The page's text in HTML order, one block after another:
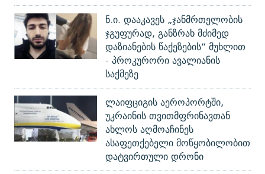
ნ.ი. დააკავეს „ჯანმრთელობის
ჯგუფურად, განზრახ მძიმედ
დაზიანების წაქეზების“ მუხლით
- პროკურორი ავალიანის
საქმეზე
ლაიფციგის აეროპორტში,
უკრაინის თვითმფრინავთან
ახლოს აღმოაჩინეს
ასაფეთქებელი მოწყობილობით
დატვირთული დრონი